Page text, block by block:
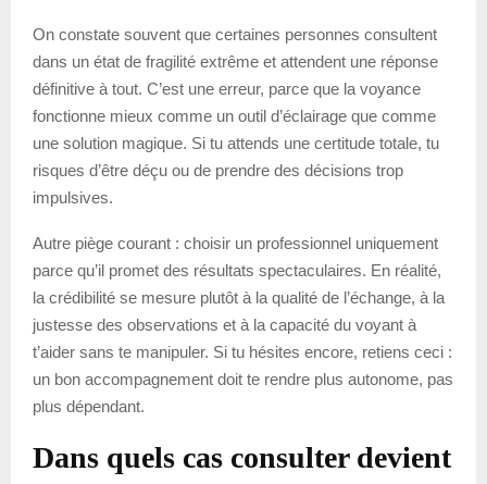
On constate souvent que certaines personnes consultent
dans un état de fragilité extrême et attendent une réponse
définitive à tout. C’est une erreur, parce que la voyance
fonctionne mieux comme un outil d’éclairage que comme
une solution magique. Si tu attends une certitude totale, tu
risques d’être déçu ou de prendre des décisions trop
impulsives.
Autre piège courant : choisir un professionnel uniquement
parce qu’il promet des résultats spectaculaires. En réalité,
la crédibilité se mesure plutôt à la qualité de l’échange, à la
justesse des observations et à la capacité du voyant à
t’aider sans te manipuler. Si tu hésites encore, retiens ceci :
un bon accompagnement doit te rendre plus autonome, pas
plus dépendant.
Dans quels cas consulter devient